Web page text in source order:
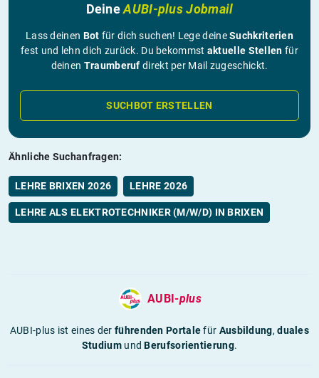
DeineAUBI-plus Jobmail
Lass deinen Bot für dich suchen! Lege deineSuchkriterien
fest und lehn dich zurück. Du bekommst aktuelle Stellen für
deinen Traumberuf direkt per Mail zugeschickt.
SUCHBOT ERSTELLEN
Ähnliche Suchanfragen:
LEHRE BRIXEN 2026 LEHRE 2026
LEHRE ALS ELEKTROTECHNIKER (M/W/D) IN BRIXEN
AUBI-plus
AUBI-plus ist eines derführenden Portalefür Ausbildung,duales
StudiumundBerufsorientierung.